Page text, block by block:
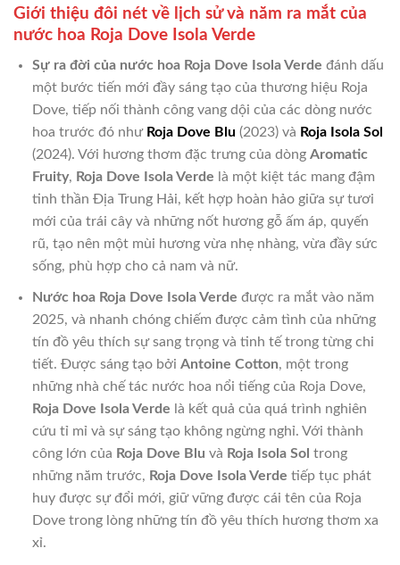
Giới thiệu đôi nét về lịch sử và năm ra mắt của
nước hoa Roja Dove Isola Verde
Sự ra đời của nước hoa Roja Dove Isola Verde đánh dấu
một bước tiến mới đầy sáng tạo của thương hiệu Roja
Dove, tiếp nối thành công vang dội của các dòng nước
hoa trước đó như Roja Dove Blu (2023) và Roja Isola Sol
(2024). Với hương thơm đặc trưng của dòng Aromatic
Fruity, Roja Dove Isola Verde là một kiệt tác mang đậm
tinh thần Địa Trung Hải, kết hợp hoàn hảo giữa sự tươi
mới của trái cây và những nốt hương gỗ ấm áp, quyến
rũ, tạo nên một mùi hương vừa nhẹ nhàng, vừa đầy sức
sống, phù hợp cho cả nam và nữ.
Nước hoa Roja Dove Isola Verde được ra mắt vào năm
2025, và nhanh chóng chiếm được cảm tình của những
tín đồ yêu thích sự sang trọng và tinh tế trong từng chi
tiết. Được sáng tạo bởi Antoine Cotton, một trong
những nhà chế tác nước hoa nổi tiếng của Roja Dove,
Roja Dove Isola Verde là kết quả của quá trình nghiên
cứu tỉ mỉ và sự sáng tạo không ngừng nghỉ. Với thành
công lớn của Roja Dove Blu và Roja Isola Sol trong
những năm trước, Roja Dove Isola Verde tiếp tục phát
huy được sự đổi mới, giữ vững được cái tên của Roja
Dove trong lòng những tín đồ yêu thích hương thơm xa
xỉ.